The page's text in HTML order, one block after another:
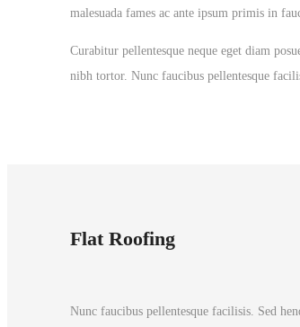
malesuada fames ac ante ipsum primis in
Curabitur pellentesque neque eget diam
nibh tortor. Nunc faucibus pellentesque
Flat Roofing
Nunc faucibus pellentesque facilisis. Sed